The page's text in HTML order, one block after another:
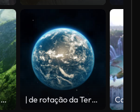
Vídeo 4k de belas montanhas verdes exuberantes | de rotação da Terra Loopable.